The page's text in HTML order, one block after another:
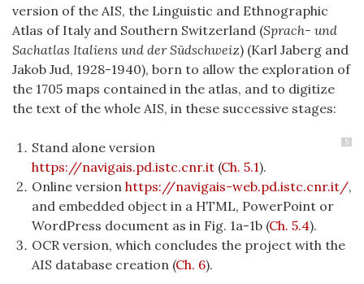
version of the AIS, the Linguistic and Ethnographic
Atlas of Italy and Southern Switzerland (Sprach- und
Sachatlas Italiens und der Südschweiz) (Karl Jaberg and
Jakob Jud, 1928-1940), born to allow the exploration of
the 1705 maps contained in the atlas, and to digitize
the text of the whole AIS, in these successive stages:
5
Stand alone version
https://navigais.pd.istc.cnr.it (Ch. 5.1).
Online version https://navigais-web.pd.istc.cnr.it/,
and embedded object in a HTML, PowerPoint or
WordPress document as in Fig. 1a-1b (Ch. 5.4).
OCR version, which concludes the project with the
AIS database creation (Ch. 6).